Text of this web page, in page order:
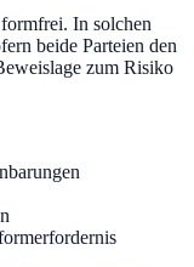
In solchen
beide Parteien den
zum Risiko